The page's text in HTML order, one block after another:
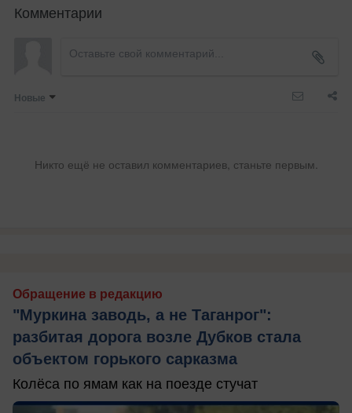
Комментарии
Новые
Никто ещё не оставил комментариев, станьте первым.
Обращение в редакцию
"Муркина заводь, а не Таганрог":
разбитая дорога возле Дубков стала
объектом горького сарказма
Колёса по ямам как на поезде стучат